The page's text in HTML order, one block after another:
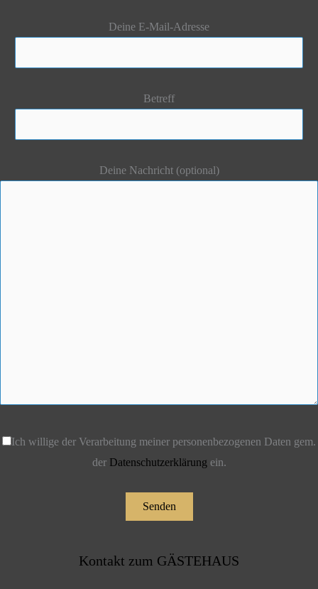
Deine E-Mail-Adresse
Betreff
Deine Nachricht (optional)
Ich willige der Verarbeitung meiner personenbezogenen Daten gem.
der Datenschutzerklärungein.
Kontakt zum GÄSTEHAUS